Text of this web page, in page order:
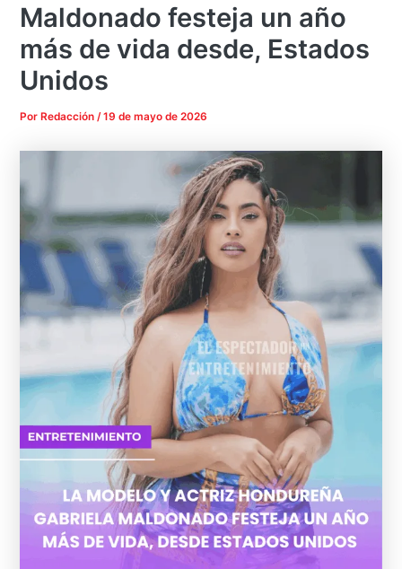
Maldonado festeja un año
más de vida desde, Estados
Unidos
Por Redacción/19 de mayo de 2026